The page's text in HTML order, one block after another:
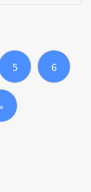
5 6
»